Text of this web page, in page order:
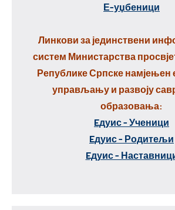
Е-уџбеници
Линкови за јединствени
систем Министарства
Републике Српске
управљању и развоју
образовања:
Eдуис - Ученици
Eдуис - Родитељи
Eдуис -